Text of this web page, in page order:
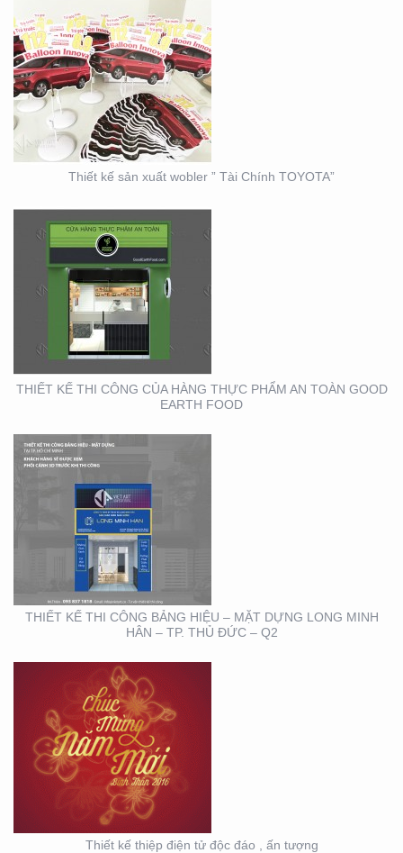
Thiết kế sản xuất wobler ” Tài Chính TOYOTA”
THIẾT KẾ THI CÔNG
CỦA HÀNG THỰC PHẨM
AN TOÀN GOOD EARTH
FOOD
THIẾT KẾ THI CÔNG CỦA HÀNG THỰC PHẨM AN TOÀN GOOD
EARTH FOOD
THIẾT KẾ THI CÔNG
BẢNG HIỆU – MẶT
DỰNG LONG MINH HÂN
– TP. THỦ ĐỨC – Q2
THIẾT KẾ THI CÔNG BẢNG HIỆU – MẶT DỰNG LONG MINH
HÂN – TP. THỦ ĐỨC – Q2
THIẾT KẾ THIỆP ĐIỆN
TỬ ĐỘC ĐÁO , ẤN
TƯỢNG
Thiết kế thiệp điện tử độc đáo , ấn tượng
HỘI NGHỊ KHOA HỌC
DA LIỄU MIỀN NAM 2020
(BOOTH TRANFA)